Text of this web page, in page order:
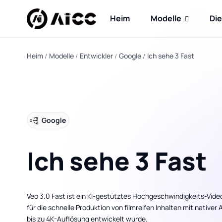
Heim Modelle
Heim Modelle Entwickler Google Ich sehe 3 Fast
Google
Ich sehe 3 Fast
Veo 3.0 Fast ist ein KI-gestütztes Hochgeschwindigkeits-
für die schnelle Produktion von filmreifen Inhalten mit nativer
bis zu 4K-Auflösung entwickelt wurde.